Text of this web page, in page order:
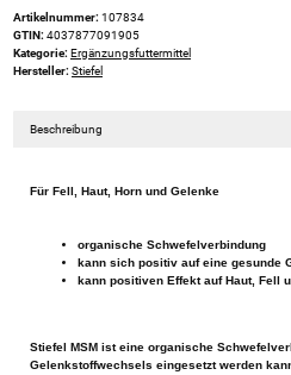
Artikelnummer: 107834
GTIN: 4037877091905
Kategorie: Ergänzungsfuttermittel
Hersteller: Stiefel
Beschreibung
Für Fell, Haut, Horn und Gelenke
organische Schwefelverbindung
kann sich positiv auf eine gesunde
kann positiven Effekt auf Haut, Fell
Stiefel MSM ist eine organische
Gelenkstoffwechsels eingesetzt werden